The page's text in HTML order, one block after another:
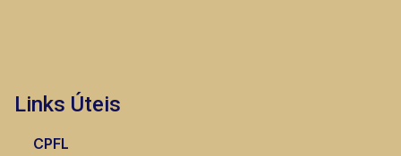
Links Úteis
CPFL